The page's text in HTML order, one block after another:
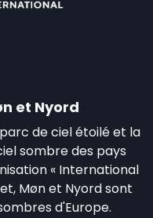
et Nyord
de ciel étoilé et la
sombre des pays
« International
Møn et Nyord sont
d'Europe.